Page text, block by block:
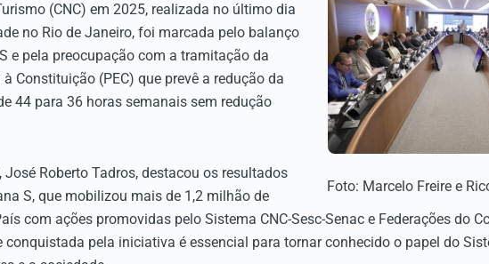
Foto: Marcelo Freire e
(CNC) em 2025, realizada no último dia
no Rio de Janeiro, foi marcada pelo balanço
e pela preocupação com a tramitação da
Constituição (PEC) que prevê a redução da
44 para 36 horas semanais sem redução
José Roberto Tadros, destacou os resultados
S, que mobilizou mais de 1,2 milhão de
com ações promovidas pelo Sistema CNC-Sesc-Senac e Federações do
conquistada pela iniciativa é essencial para tornar conhecido o papel do